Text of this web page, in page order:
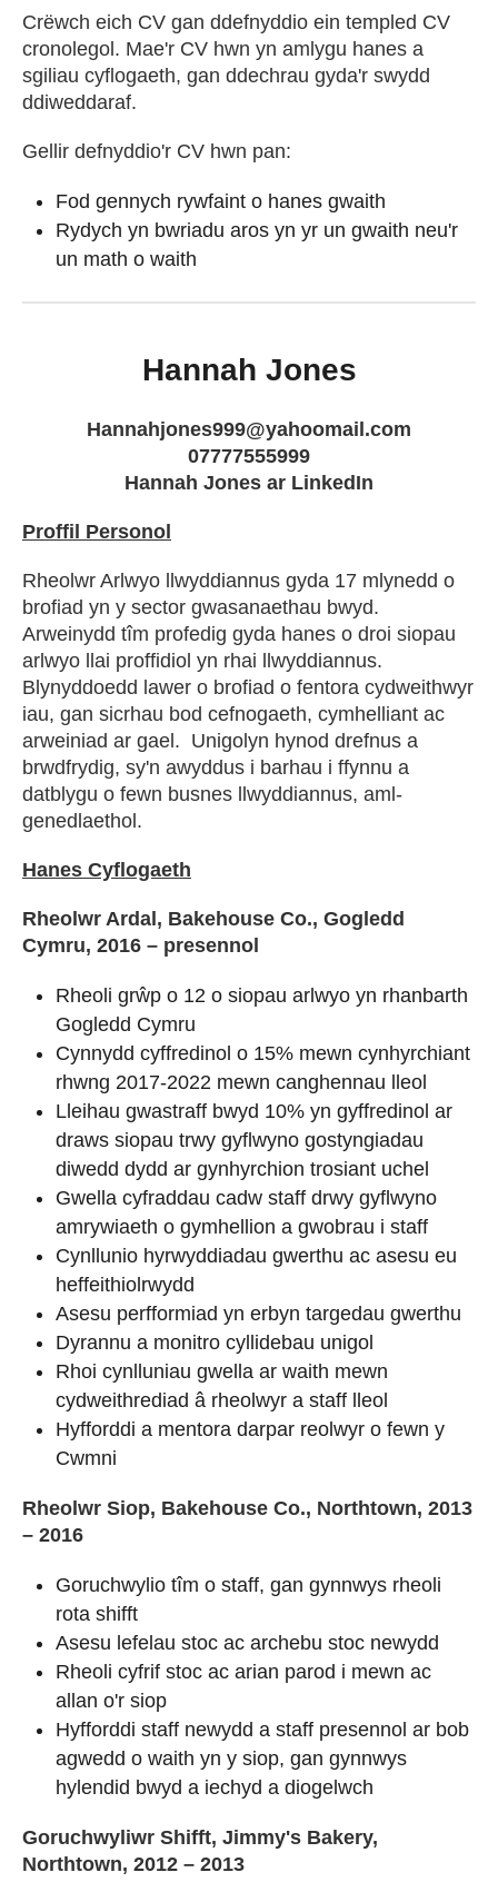
Prentisiaethau
Digwyddiadau
Newyddion
Amdanom ni
Gweithio i ni
Cysylltu â ni
Crëwch eich CV gan ddefnyddio ein templed CV
cronolegol. Mae'r CV hwn yn amlygu hanes a
sgiliau cyflogaeth, gan ddechrau gyda'r swydd
ddiweddaraf.
Gellir defnyddio'r CV hwn pan:
Fod gennych rywfaint o hanes gwaith
Rydych yn bwriadu aros yn yr un gwaith neu'r
un math o waith
Hannah Jones
Hannahjones999@yahoomail.com
07777555999
Hannah Jones ar LinkedIn
Proffil Personol
Rheolwr Arlwyo llwyddiannus gyda 17 mlynedd o
brofiad yn y sector gwasanaethau bwyd.
Arweinydd tîm profedig gyda hanes o droi siopau
arlwyo llai proffidiol yn rhai llwyddiannus.
Blynyddoedd lawer o brofiad o fentora cydweithwyr
iau, gan sicrhau bod cefnogaeth, cymhelliant ac
arweiniad ar gael. Unigolyn hynod drefnus a
brwdfrydig, sy'n awyddus i barhau i ffynnu a
datblygu o fewn busnes llwyddiannus, aml-
genedlaethol.
Hanes Cyflogaeth
Rheolwr Ardal, Bakehouse Co., Gogledd
Cymru, 2016 – presennol
Rheoli grŵp o 12 o siopau arlwyo yn rhanbarth
Gogledd Cymru
Cynnydd cyffredinol o 15% mewn cynhyrchiant
rhwng 2017-2022 mewn canghennau lleol
Lleihau gwastraff bwyd 10% yn gyffredinol ar
draws siopau trwy gyflwyno gostyngiadau
diwedd dydd ar gynhyrchion trosiant uchel
Gwella cyfraddau cadw staff drwy gyflwyno
amrywiaeth o gymhellion a gwobrau i staff
Cynllunio hyrwyddiadau gwerthu ac asesu eu
heffeithiolrwydd
Asesu perfformiad yn erbyn targedau gwerthu
Dyrannu a monitro cyllidebau unigol
Rhoi cynlluniau gwella ar waith mewn
cydweithrediad â rheolwyr a staff lleol
Hyfforddi a mentora darpar reolwyr o fewn y
Cwmni
Rheolwr Siop, Bakehouse Co., Northtown, 2013
– 2016
Goruchwylio tîm o staff, gan gynnwys rheoli
rota shifft
Asesu lefelau stoc ac archebu stoc newydd
Rheoli cyfrif stoc ac arian parod i mewn ac
allan o'r siop
Hyfforddi staff newydd a staff presennol ar bob
agwedd o waith yn y siop, gan gynnwys
hylendid bwyd a iechyd a diogelwch
Goruchwyliwr Shifft, Jimmy's Bakery,
Northtown, 2012 – 2013